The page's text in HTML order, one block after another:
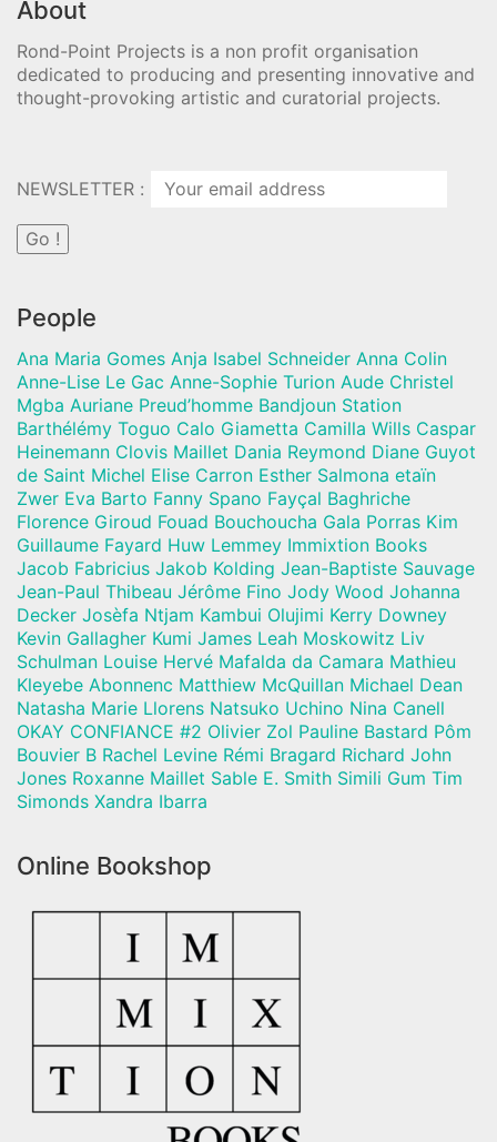
About
Rond-Point Projects is a non profit organisation
dedicated to producing and presenting innovative and
thought-provoking artistic and curatorial projects.
NEWSLETTER :
People
Ana Maria Gomes Anja Isabel Schneider Anna Colin
Anne-Lise Le Gac Anne-Sophie Turion Aude Christel
Mgba Auriane Preud’homme Bandjoun Station
Barthélémy Toguo Calo Giametta Camilla Wills Caspar
Heinemann Clovis Maillet Dania Reymond Diane Guyot
de Saint Michel Elise Carron Esther Salmona etaïn
Zwer Eva Barto Fanny Spano Fayçal Baghriche
Florence Giroud Fouad Bouchoucha Gala Porras Kim
Guillaume Fayard Huw Lemmey Immixtion Books
Jacob Fabricius Jakob Kolding Jean-Baptiste Sauvage
Jean-Paul Thibeau Jérôme Fino Jody Wood Johanna
Decker Josèfa Ntjam Kambui Olujimi Kerry Downey
Kevin Gallagher Kumi James Leah Moskowitz Liv
Schulman Louise Hervé Mafalda da Camara Mathieu
Kleyebe Abonnenc Matthiew McQuillan Michael Dean
Natasha Marie Llorens Natsuko Uchino Nina Canell
OKAY CONFIANCE #2 Olivier Zol Pauline Bastard Pôm
Bouvier B Rachel Levine Rémi Bragard Richard John
Jones Roxanne Maillet Sable E. Smith Simili Gum Tim
Simonds Xandra Ibarra
Online Bookshop